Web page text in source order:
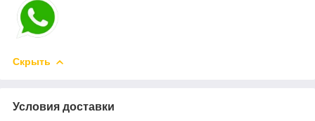
Скрыть
Условия доставки